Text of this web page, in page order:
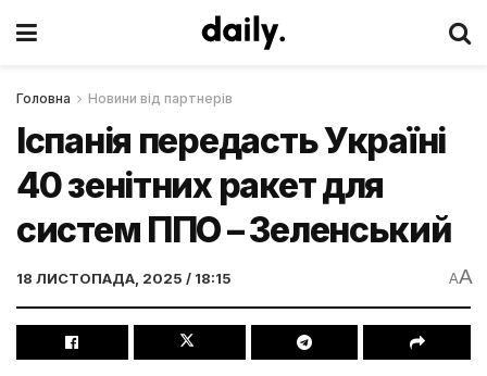
Головна Новини від партнерів
Іспанія передасть Україні
40 зенітних ракет для
систем ППО – Зеленський
18 ЛИСТОПАДА, 2025 / 18:15 AA